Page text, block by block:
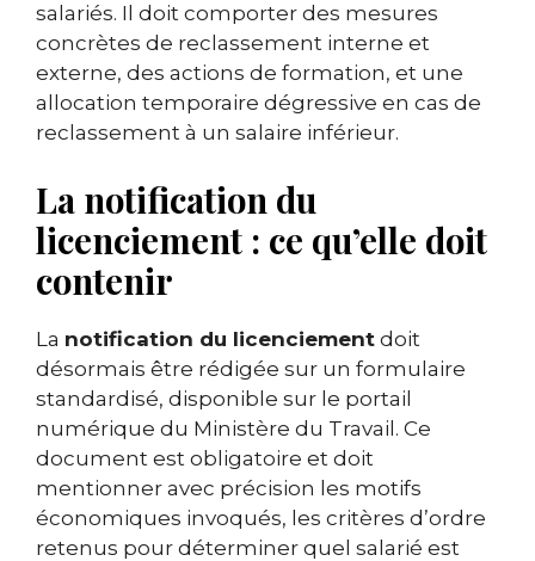
salariés. Il doit comporter des mesures
concrètes de reclassement interne et
externe, des actions de formation, et une
allocation temporaire dégressive en cas de
reclassement à un salaire inférieur.
La notification du
licenciement : ce qu’elle doit
contenir
La notification du licenciement doit
désormais être rédigée sur un formulaire
standardisé, disponible sur le portail
numérique du Ministère du Travail. Ce
document est obligatoire et doit
mentionner avec précision les motifs
économiques invoqués, les critères d’ordre
retenus pour déterminer quel salarié est